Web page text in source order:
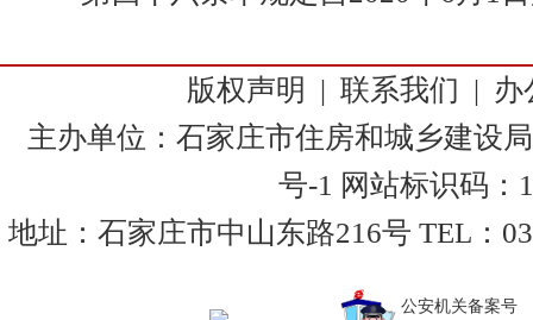
版权声明 | 联系我们 | 办
主办单位：石家庄市住房和城乡建设
号-1 网站标识码：
地址：石家庄市中山东路216号 TEL：